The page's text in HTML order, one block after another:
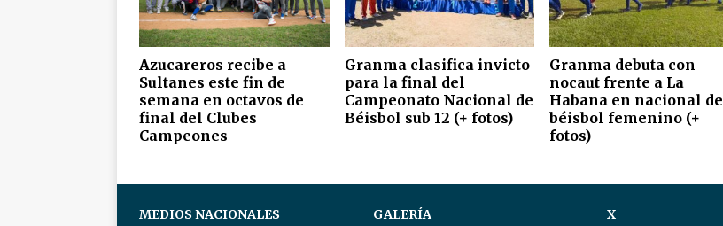
Azucareros recibe a
Sultanes este fin de
semana en octavos de
final del Clubes
Campeones
Granma clasifica invicto
para la final del
Campeonato Nacional de
Béisbol sub 12 (+ fotos)
Granma debuta con
nocaut frente a La
Habana en nacional de
béisbol femenino (+
fotos)
MEDIOS NACIONALES GALERÍA X